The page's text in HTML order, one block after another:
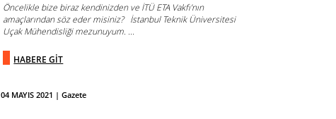
04 MAYIS 2021 | Gazete
Öncelikle bize biraz kendinizden ve İTÜ ETA Vakfı’nın
amaçlarından söz eder misiniz? İstanbul Teknik Üniversitesi
Uçak Mühendisliği mezunuyum. ...
HABERE GİT